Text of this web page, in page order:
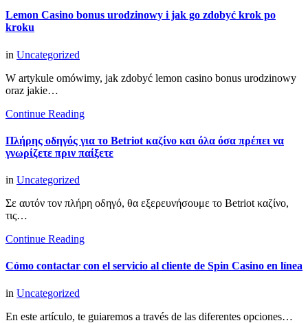
Lemon Casino bonus urodzinowy i jak go zdobyć krok po
kroku
in Uncategorized
W artykule omówimy, jak zdobyć lemon casino bonus urodzinowy
oraz jakie…
Continue Reading
Πλήρης οδηγός για το Betriot καζίνο και όλα όσα πρέπει να
γνωρίζετε πριν παίξετε
in Uncategorized
Σε αυτόν τον πλήρη οδηγό, θα εξερευνήσουμε το Betriot καζίνο,
τις…
Continue Reading
Cómo contactar con el servicio al cliente de Spin Casino en línea
in Uncategorized
En este artículo, te guiaremos a través de las diferentes opciones…